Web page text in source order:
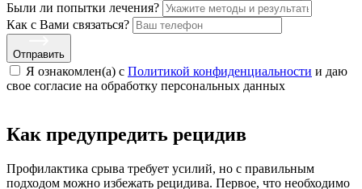
Были ли попытки лечения?
Как с Вами связаться?
Отправить
Я ознакомлен(а) с Политикой конфиденциальности и даю
свое cогласие на обработку персональных данных
Как предупредить рецидив
Профилактика срыва требует усилий, но с правильным
подходом можно избежать рецидива. Первое, что необходимо